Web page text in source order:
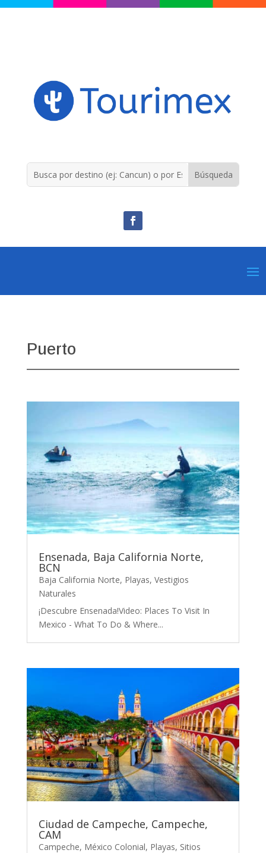
Puerto
Ensenada, Baja California Norte,
BCN
Baja California Norte, Playas, Vestigios
Naturales
¡Descubre Ensenada!Video: Places To Visit In
Mexico - What To Do & Where...
Ciudad de Campeche, Campeche,
CAM
Campeche, México Colonial, Playas, Sitios